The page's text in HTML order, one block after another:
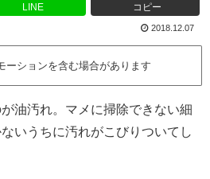
LINE コピー
2018.12.07
ーションを含む場合があります
油汚れ。マメに掃除できない細
いうちに汚れがこびりついてし